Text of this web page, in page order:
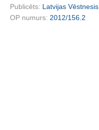
Publicēts: Latvijas Vēstnesis
OP numurs: 2012/156.2